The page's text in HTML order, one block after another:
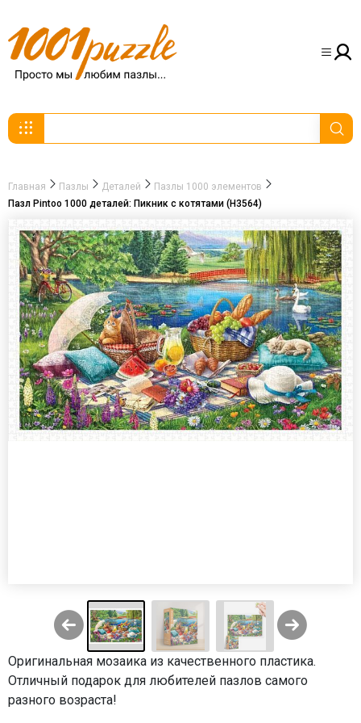
Главная Пазлы Деталей
Пазлы 1000 элементов
Пазл Pintoo 1000 деталей: Пикник с котятами (H3564)
Оригинальная мозаика из качественного пластика.
Отличный подарок для любителей пазлов самого
разного возраста!